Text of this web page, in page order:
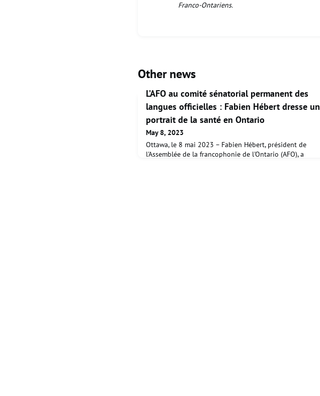
Franco-Ontariens.
Other news
L’AFO au comité sénatorial permanent des
langues officielles : Fabien Hébert dresse un
portrait de la santé en Ontario
May 8, 2023
Ottawa, le 8 mai 2023 – Fabien Hébert, président de
l'Assemblée de la francophonie de l'Ontario (AFO), a